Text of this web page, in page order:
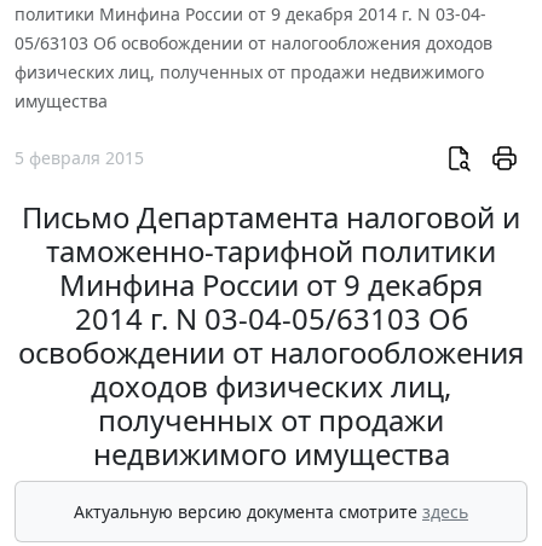
политики Минфина России от 9 декабря 2014 г. N 03-04-
05/63103 Об освобождении от налогообложения доходов
физических лиц, полученных от продажи недвижимого
имущества
5 февраля 2015
Письмо Департамента налоговой и
таможенно-тарифной политики
Минфина России от 9 декабря
2014 г. N 03-04-05/63103 Об
освобождении от налогообложения
доходов физических лиц,
полученных от продажи
недвижимого имущества
Актуальную версию документа смотрите здесь